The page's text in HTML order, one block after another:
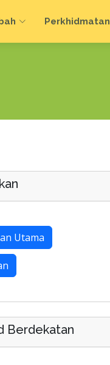
Perkhidmatan
Utama
Berdekatan